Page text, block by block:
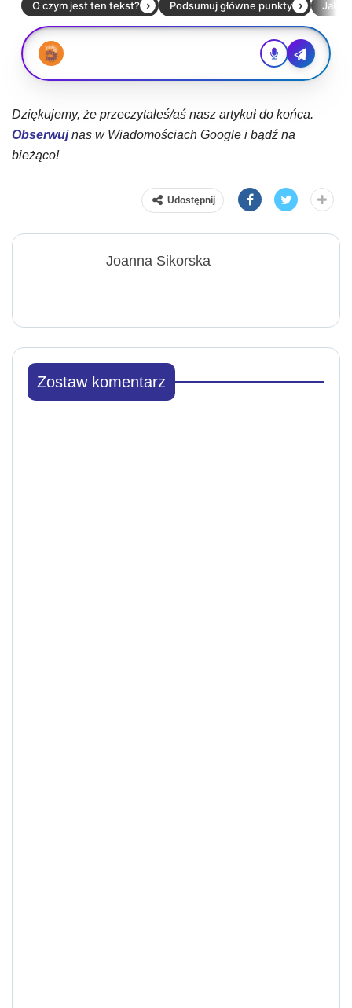
Dziękujemy, że przeczytałeś/aś nasz artykuł do końca.
Obserwujnas w Wiadomościach Google i bądź na
bieżąco!
Udostępnij
Joanna Sikorska
Zostaw komentarz